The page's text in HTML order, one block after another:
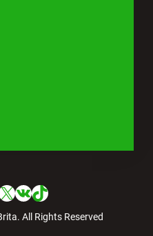
VKTikTok
All Rights Reserved